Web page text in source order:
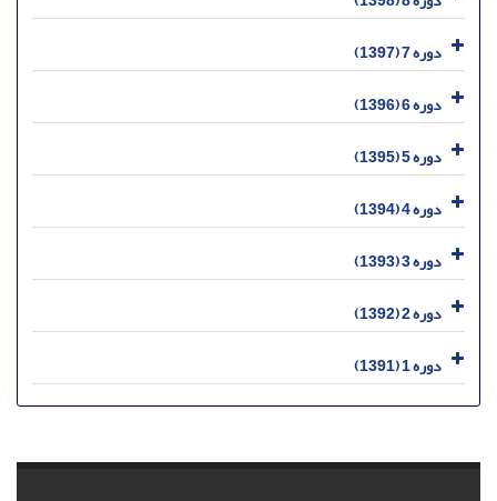
دوره 7 (1397)
دوره 6 (1396)
دوره 5 (1395)
دوره 4 (1394)
دوره 3 (1393)
دوره 2 (1392)
دوره 1 (1391)